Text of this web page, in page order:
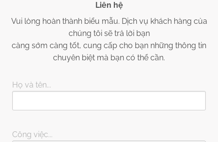
Liên hệ
Vui lòng hoàn thành biểu mẫu. Dịch vụ khách hàng của
chúng tôi sẽ trả lời bạn
càng sớm càng tốt, cung cấp cho bạn những thông tin
chuyên biệt mà bạn có thể cần.
Họ và tên...
Công việc...